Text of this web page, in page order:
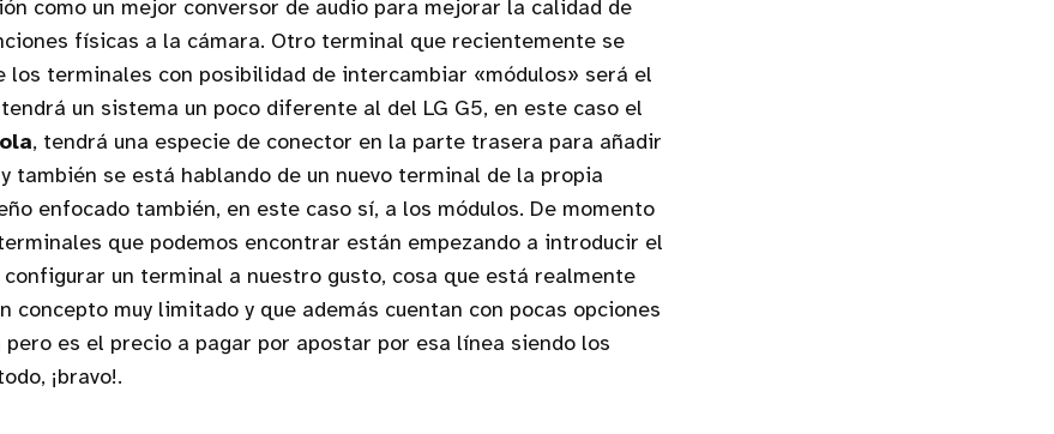
como un mejor conversor de audio para mejorar la calidad de
físicas a la cámara. Otro terminal que recientemente se
los terminales con posibilidad de intercambiar «módulos» será el
un sistema un poco diferente al del LG G5, en este caso el
, tendrá una especie de conector en la parte trasera para añadir
también se está hablando de un nuevo terminal de la propia
enfocado también, en este caso sí, a los módulos. De momento
que podemos encontrar están empezando a introducir el
un terminal a nuestro gusto, cosa que está realmente
concepto muy limitado y que además cuentan con pocas opciones
pero es el precio a pagar por apostar por esa línea siendo los
¡bravo!.